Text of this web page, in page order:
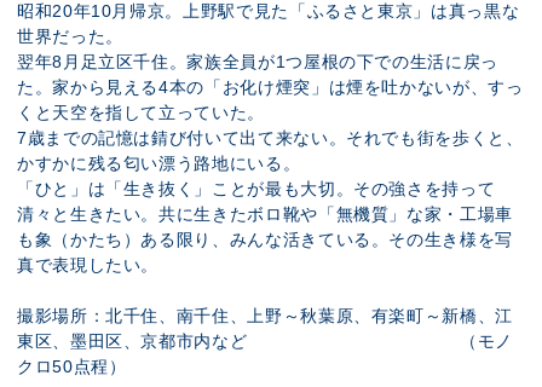
昭和20年10月帰京。上野駅で見た「ふるさと東京」は真っ黒な
世界だった。
翌年8月足立区千住。家族全員が1つ屋根の下での生活に戻っ
た。家から見える4本の「お化け煙突」は煙を吐かないが、すっ
くと天空を指して立っていた。
7歳までの記憶は錆び付いて出て来ない。それでも街を歩くと、
かすかに残る匂い漂う路地にいる。
「ひと」は「生き抜く」ことが最も大切。その強さを持って
清々と生きたい。共に生きたボロ靴や「無機質」な家・工場車
も象（かたち）ある限り、みんな活きている。その生き様を写
真で表現したい。
撮影場所：北千住、南千住、上野～秋葉原、有楽町～新橋、江
東区、墨田区、京都市内など （モノ
クロ50点程）